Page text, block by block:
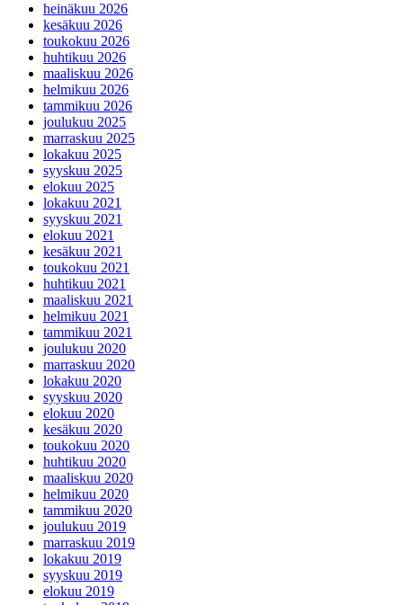
heinäkuu 2026
kesäkuu 2026
toukokuu 2026
huhtikuu 2026
maaliskuu 2026
helmikuu 2026
tammikuu 2026
joulukuu 2025
marraskuu 2025
lokakuu 2025
syyskuu 2025
elokuu 2025
lokakuu 2021
syyskuu 2021
elokuu 2021
kesäkuu 2021
toukokuu 2021
huhtikuu 2021
maaliskuu 2021
helmikuu 2021
tammikuu 2021
joulukuu 2020
marraskuu 2020
lokakuu 2020
syyskuu 2020
elokuu 2020
kesäkuu 2020
toukokuu 2020
huhtikuu 2020
maaliskuu 2020
helmikuu 2020
tammikuu 2020
joulukuu 2019
marraskuu 2019
lokakuu 2019
syyskuu 2019
elokuu 2019